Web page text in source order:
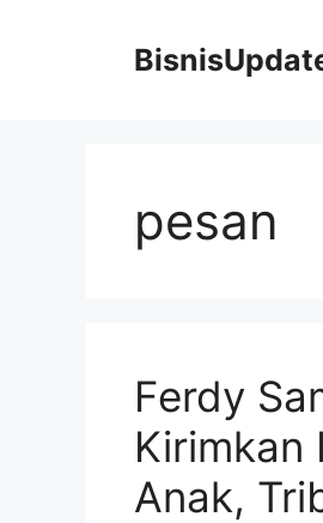
pesan
Ferdy
Kirimkan
Anak,